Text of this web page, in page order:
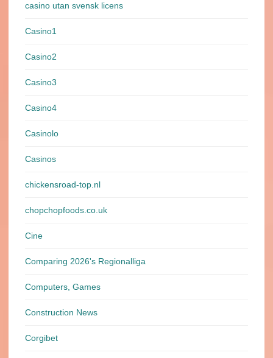
casino utan svensk licens
Casino1
Casino2
Casino3
Casino4
Casinolo
Casinos
chickensroad-top.nl
chopchopfoods.co.uk
Cine
Comparing 2026's Regionalliga
Computers, Games
Construction News
Corgibet